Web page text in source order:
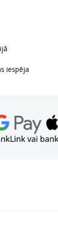
iespēja